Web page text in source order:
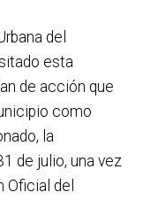
de Basauri un
para el futuro.
en acciones de
el diseño de
un Plan de
sufrido.
del
esta
de acción que
como
la
de julio, una vez
Oficial del